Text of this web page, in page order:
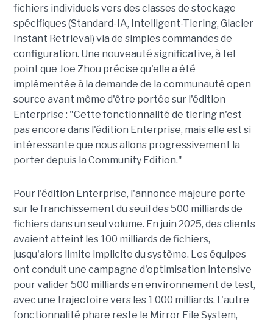
fichiers individuels vers des classes de stockage
spécifiques (Standard-IA, Intelligent-Tiering, Glacier
Instant Retrieval) via de simples commandes de
configuration. Une nouveauté significative, à tel
point que Joe Zhou précise qu'elle a été
implémentée à la demande de la communauté open
source avant même d'être portée sur l'édition
Enterprise : "Cette fonctionnalité de tiering n'est
pas encore dans l'édition Enterprise, mais elle est si
intéressante que nous allons progressivement la
porter depuis la Community Edition."
Pour l'édition Enterprise, l'annonce majeure porte
sur le franchissement du seuil des 500 milliards de
fichiers dans un seul volume. En juin 2025, des clients
avaient atteint les 100 milliards de fichiers,
jusqu'alors limite implicite du système. Les équipes
ont conduit une campagne d'optimisation intensive
pour valider 500 milliards en environnement de test,
avec une trajectoire vers les 1 000 milliards. L'autre
fonctionnalité phare reste le Mirror File System,